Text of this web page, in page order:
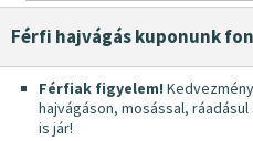
Férfi hajvágás kuponunk
Férfiak figyelem!
hajvágáson, mosással,
is jár!